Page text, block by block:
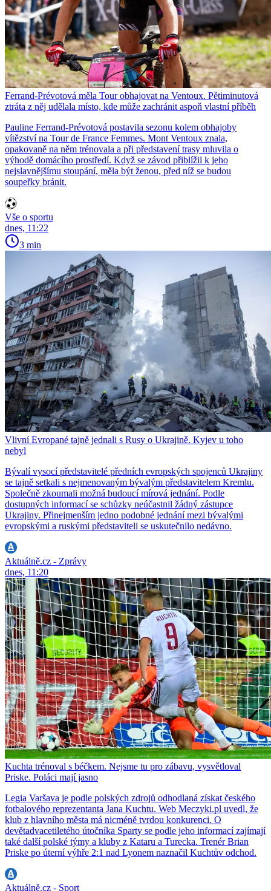
Ferrand-Prévotová měla Tour obhajovat na Ventoux. Pětiminutová
ztráta z něj udělala místo, kde může zachránit aspoň vlastní příběh
Pauline Ferrand-Prévotová postavila sezonu kolem obhajoby
vítězství na Tour de France Femmes. Mont Ventoux znala,
opakovaně na něm trénovala a při představení trasy mluvila o
výhodě domácího prostředí. Když se závod přiblížil k jeho
nejslavnějšímu stoupání, měla být ženou, před níž se budou
soupeřky bránit.
Vše o sportu
dnes, 11:22
3 min
Vlivní Evropané tajně jednali s Rusy o Ukrajině. Kyjev u toho
nebyl
Bývalí vysocí představitelé předních evropských spojenců Ukrajiny
se tajně setkali s nejmenovaným bývalým představitelem Kremlu.
Společně zkoumali možná budoucí mírová jednání. Podle
dostupných informací se schůzky neúčastnil žádný zástupce
Ukrajiny. Přinejmenším jedno podobné jednání mezi bývalými
evropskými a ruskými představiteli se uskutečnilo nedávno.
Aktuálně.cz - Zprávy
dnes, 11:20
Kuchta trénoval s béčkem. Nejsme tu pro zábavu, vysvětloval
Priske. Poláci mají jasno
Legia Varšava je podle polských zdrojů odhodlaná získat českého
fotbalového reprezentanta Jana Kuchtu. Web Meczyki.pl uvedl, že
klub z hlavního města má nicméně tvrdou konkurenci. O
devětadvacetiletého útočníka Sparty se podle jeho informací zajímají
také další polské týmy a kluby z Kataru a Turecka. Trenér Brian
Priske po úterní výhře 2:1 nad Lyonem naznačil Kuchtův odchod.
Aktuálně.cz - Sport